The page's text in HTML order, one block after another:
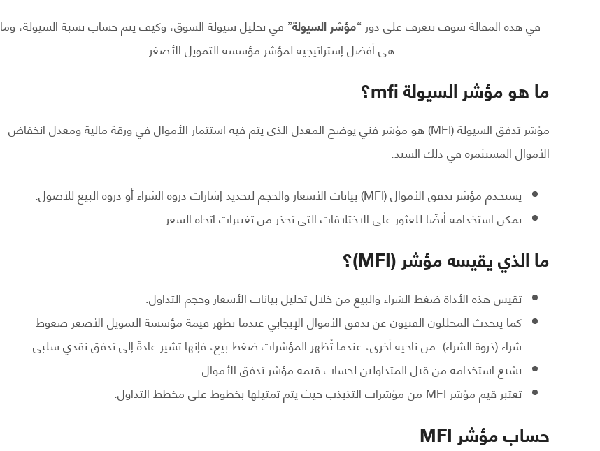
في هذه المقالة سوف تتعرف على دور “مؤشر السيولة” في تحليل سيولة السوق، وكيف يتم حساب نسبة السيولة، وما
هي أفضل إستراتيجية لمؤشر مؤسسة التمويل الأصغر.
ما هو مؤشر السيولة mfi؟
مؤشر تدفق السيولة (MFI) هو مؤشر فني يوضح المعدل الذي يتم فيه استثمار الأموال في ورقة مالية ومعدل انخفاض
الأموال المستثمرة في ذلك السند.
يستخدم مؤشر تدفق الأموال (MFI) بيانات الأسعار والحجم لتحديد إشارات ذروة الشراء أو ذروة البيع للأصول.
يمكن استخدامه أيضًا للعثور على الاختلافات التي تحذر من تغييرات اتجاه السعر.
ما الذي يقيسه مؤشر (MFI)؟
تقيس هذه الأداة ضغط الشراء والبيع من خلال تحليل بيانات الأسعار وحجم التداول.
كما يتحدث المحللون الفنيون عن تدفق الأموال الإيجابي عندما تظهر قيمة مؤسسة التمويل الأصغر ضغوط
شراء (ذروة الشراء). من ناحية أخرى، عندما تُظهر المؤشرات ضغط بيع، فإنها تشير عادةً إلى تدفق نقدي سلبي.
يشيع استخدامه من قبل المتداولين لحساب قيمة مؤشر تدفق الأموال.
تعتبر قيم مؤشر MFI من مؤشرات التذبذب حيث يتم تمثيلها بخطوط على مخطط التداول.
حساب مؤشر MFI